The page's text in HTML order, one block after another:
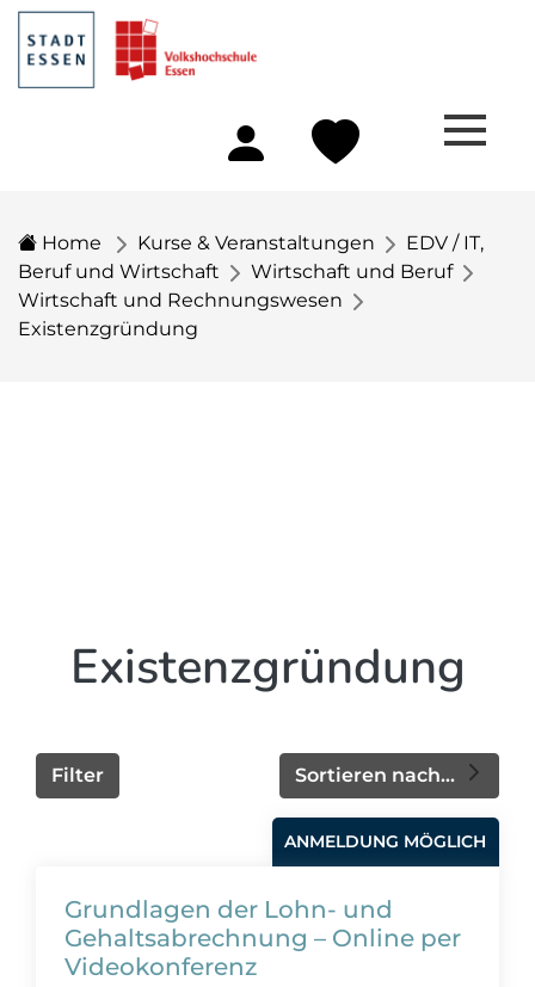
Home Kurse & Veranstaltungen
EDV / IT,
Beruf und Wirtschaft
Wirtschaft und Beruf
Wirtschaft und Rechnungswesen
Existenzgründung
Existenzgründung
Sortieren nach...
Filter
ANMELDUNG MÖGLICH
Grundlagen der Lohn- und
Gehaltsabrechnung – Online per
Videokonferenz